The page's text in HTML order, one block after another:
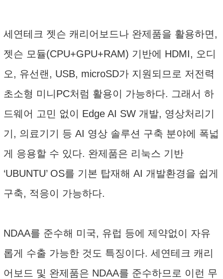
세연테크 젯슨 캐리어보드나 완제품을 활용하면,
젯슨 모듈(CPU+GPU+RAM) 기반에 HDMI, 오디
오, 유선랜, USB, microSD가 지원되므로 저전력
초소형 미니PC처럼 활용이 가능하다. 그래서 하
드웨어 고민 없이 Edge AI SW 개발, 영상처리기
기, 의료기기 등 AI 영상 솔루션 구축 분야에 폭넓
게 응용할 수 있다. 완제품은 리눅스 기반
‘UBUNTU’ OS를 기본 탑재해 AI 개발환경을 쉽게
구축, 적응이 가능하다.
NDAA를 준수해 미국, 유럽 등에 제약없이 자유
롭게 수출 가능한 것도 특징이다. 세연테크 캐리
어보드 및 완제품은 NDAA를 준수하므로 이런 무